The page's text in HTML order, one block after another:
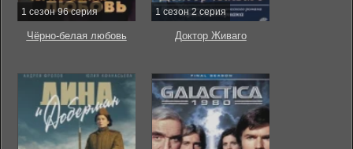
1 сезон 96 серия
Чёрно-белая любовь
1 сезон 2 серия
Доктор Живаго